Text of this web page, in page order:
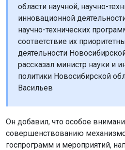
области научной, научно-
инновационной
научно-технических
соответствие их
деятельности
рассказал министр науки и
политики Новосибирской
Васильев
Он добавил, что особое
совершенствованию
госпрограмм и мероприятий,